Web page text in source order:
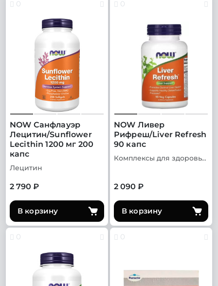
0
NOW Санфлауэр
Лецитин/Sunflower
Lecithin 1200 мг 200
капс
Лецитин
2 790 ₽
В корзину
0
NOW Ливер
Рифреш/Liver Refresh
90 капс
Комплексы для здоровья печени
2 090 ₽
В корзину
0 0